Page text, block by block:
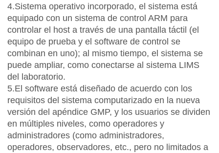
4.Sistema operativo incorporado, el sistema está
equipado con un sistema de control ARM para
controlar el host a través de una pantalla táctil (el
equipo de prueba y el software de control se
combinan en uno); al mismo tiempo, el sistema se
puede ampliar, como conectarse al sistema LIMS
del laboratorio.
5.El software está diseñado de acuerdo con los
requisitos del sistema computarizado en la nueva
versión del apéndice GMP, y los usuarios se dividen
en múltiples niveles, como operadores y
administradores (como administradores,
operadores, observadores, etc., pero no limitados a